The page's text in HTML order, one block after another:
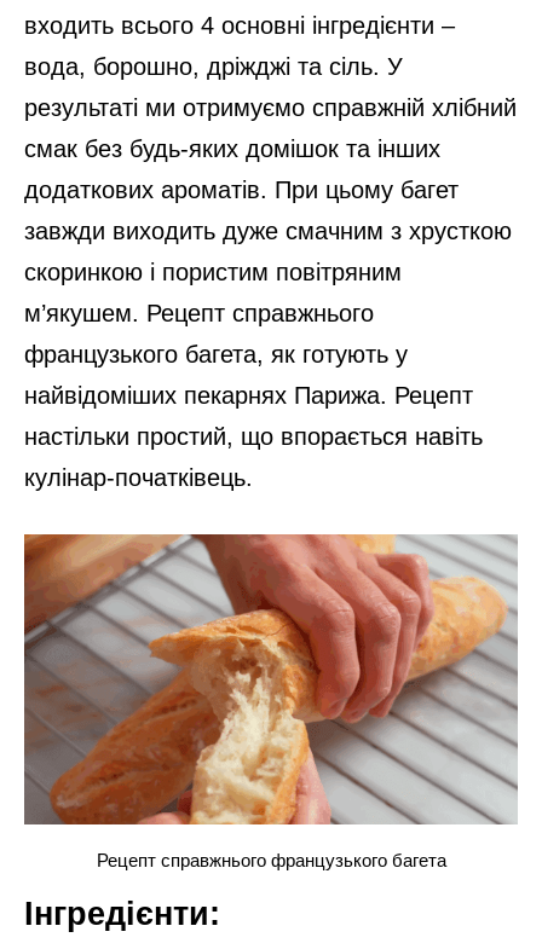
входить всього 4 основні інгредієнти –
вода, борошно, дріжджі та сіль. У
результаті ми отримуємо справжній хлібний
смак без будь-яких домішок та інших
додаткових ароматів. При цьому багет
завжди виходить дуже смачним з хрусткою
скоринкою і пористим повітряним
м’якушем. Рецепт справжнього
французького багета, як готують у
найвідоміших пекарнях Парижа. Рецепт
настільки простий, що впорається навіть
кулінар-початківець.
Рецепт справжнього французького багета
Інгредієнти: